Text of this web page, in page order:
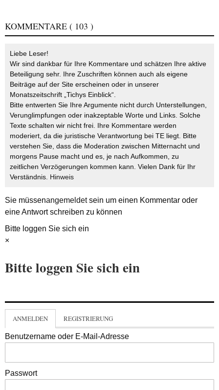
KOMMENTARE ( 103 )
Liebe Leser!
Wir sind dankbar für Ihre Kommentare und schätzen Ihre aktive
Beteiligung sehr. Ihre Zuschriften können auch als eigene
Beiträge auf der Site erscheinen oder in unserer
Monatszeitschrift „Tichys Einblick“.
Bitte entwerten Sie Ihre Argumente nicht durch Unterstellungen,
Verunglimpfungen oder inakzeptable Worte und Links. Solche
Texte schalten wir nicht frei. Ihre Kommentare werden
moderiert, da die juristische Verantwortung bei TE liegt. Bitte
verstehen Sie, dass die Moderation zwischen Mitternacht und
morgens Pause macht und es, je nach Aufkommen, zu
zeitlichen Verzögerungen kommen kann. Vielen Dank für Ihr
Verständnis. Hinweis
Sie müssenangemeldetsein um einen Kommentar oder
eine Antwort schreiben zu können
Bitte loggen Sie sich ein
×
Bitte loggen Sie sich ein
ANMELDEN REGISTRIERUNG
Benutzername oder E-Mail-Adresse
Passwort